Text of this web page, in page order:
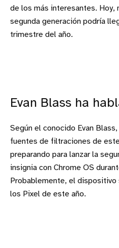
de los más interesantes. Hoy,
segunda generación podría
trimestre del año.
Evan Blass ha
Según el conocido Evan
fuentes de filtraciones de
preparando para lanzar la
insignia con Chrome OS
Probablemente, el dispositivo
los Pixel de este año.